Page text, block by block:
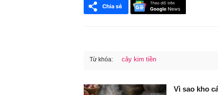
Từ khóa: cây kim tiền
Vì sao kho